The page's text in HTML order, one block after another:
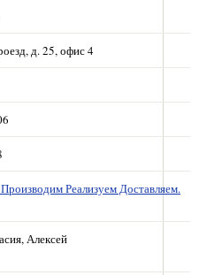
д. 25, офис 4
Реализуем Доставляем.
Алексей